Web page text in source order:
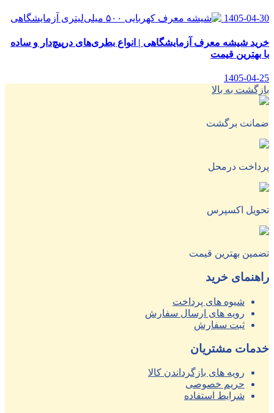
1405-04-30
خرید شیشه معرف آزمایشگاهی | انواع بطری‌های در‌پیچ‌دار و ساده
با بهترین قیمت
1405-04-25
بازگشت به بالا
ضمانت برگشت
پرداخت درمحل
تحویل اکسپرس
تضمین بهترین قیمت
راهنمای خرید
شیوه های پرداخت
رویه های ارسال سفارش
ثبت سفارش
خدمات مشتریان
رویه های بازگرداندن کالا
حریم خصوصی
شرایط استفاده